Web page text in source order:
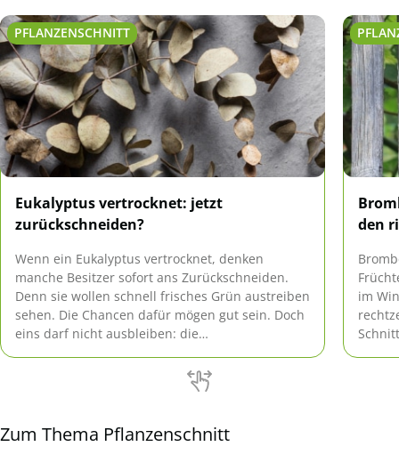
PFLANZENSCHNITT
Eukalyptus vertrocknet: jetzt
zurückschneiden?
Wenn ein Eukalyptus vertrocknet, denken
manche Besitzer sofort ans Zurückschneiden.
Denn sie wollen schnell frisches Grün austreiben
sehen. Die Chancen dafür mögen gut sein. Doch
eins darf nicht ausbleiben: die
Kreislauf von Vertrocknen und Schneiden.
den
im
Zum Thema Pflanzenschnitt